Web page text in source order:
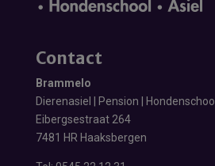
Contact
Brammelo
Dierenasiel | Pension | Hondenschool
Eibergsestraat 264
7481 HR Haaksbergen